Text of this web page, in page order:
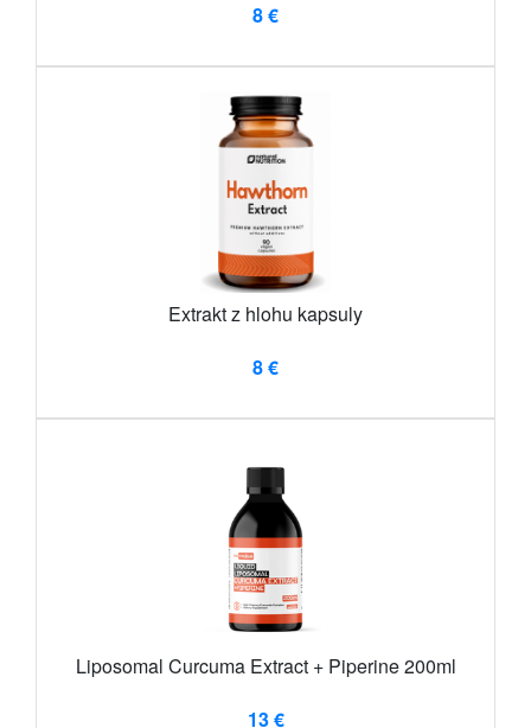
8 €
Extrakt z hlohu kapsuly
8 €
Liposomal Curcuma Extract + Piperine 200ml
13 €